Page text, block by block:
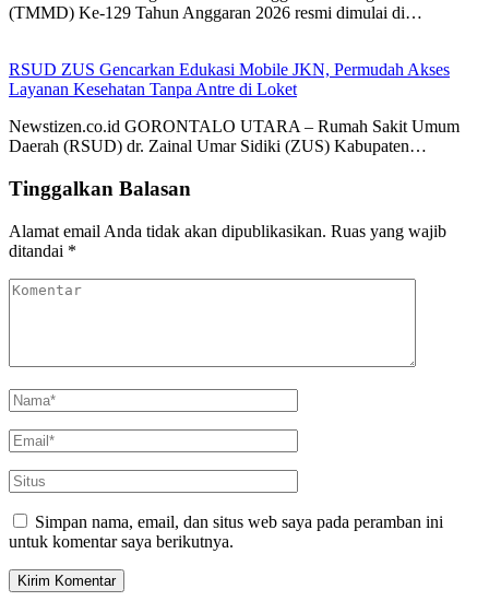
(TMMD) Ke-129 Tahun Anggaran 2026 resmi dimulai di…
RSUD ZUS Gencarkan Edukasi Mobile JKN, Permudah Akses
Layanan Kesehatan Tanpa Antre di Loket
Newstizen.co.id GORONTALO UTARA – Rumah Sakit Umum
Daerah (RSUD) dr. Zainal Umar Sidiki (ZUS) Kabupaten…
Tinggalkan Balasan
Alamat email Anda tidak akan dipublikasikan. Ruas yang wajib
ditandai *
Simpan nama, email, dan situs web saya pada peramban ini
untuk komentar saya berikutnya.